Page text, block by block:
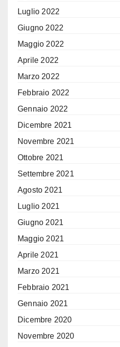
Luglio 2022
Giugno 2022
Maggio 2022
Aprile 2022
Marzo 2022
Febbraio 2022
Gennaio 2022
Dicembre 2021
Novembre 2021
Ottobre 2021
Settembre 2021
Agosto 2021
Luglio 2021
Giugno 2021
Maggio 2021
Aprile 2021
Marzo 2021
Febbraio 2021
Gennaio 2021
Dicembre 2020
Novembre 2020